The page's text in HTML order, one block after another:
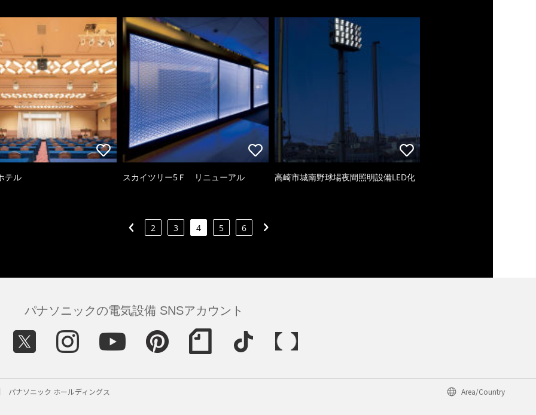
テル スカイツリー5Ｆ リニューアル 高崎市城南野球場夜間照明設備LED化
2 3 4 5 6
パナソニックの電気設備 SNSアカウント
パナソニック ホールディングス Area/Country